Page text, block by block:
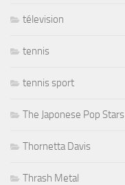
télevision
tennis
tennis sport
The Japonese Pop Stars
Thornetta Davis
Thrash Metal